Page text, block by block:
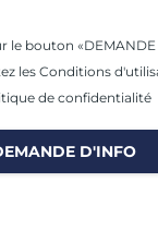
le bouton «DEMANDE
les Conditions
de confidentialité
D'INFO